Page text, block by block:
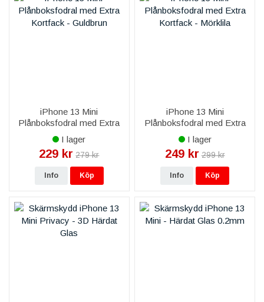
iPhone 13 Mini
Plånboksfodral med Extra
Kortfack - Guldbrun
I lager
229 kr 279 kr
Info Köp
iPhone 13 Mini
Plånboksfodral med Extra
Kortfack - Mörklila
I lager
249 kr 299 kr
Info Köp